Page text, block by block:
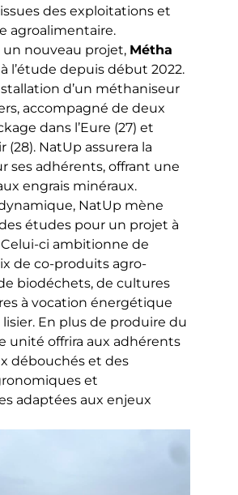
des exploitations et
agroalimentaire.
un nouveau projet, Métha
l’étude depuis début 2022.
d’un méthaniseur
accompagné de deux
dans l’Eure (27) et
(28). NatUp assurera la
ses adhérents, offrant une
engrais minéraux.
NatUp mène
études pour un projet à
Celui-ci ambitionne de
de co-produits agro-
biodéchets, de cultures
à vocation énergétique
lisier. En plus de produire du
unité offrira aux adhérents
débouchés et des
et
adaptées aux enjeux